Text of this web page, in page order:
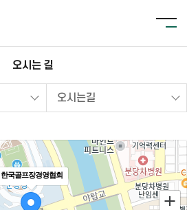
오시는 길
오시는길
한국골프장경영협회